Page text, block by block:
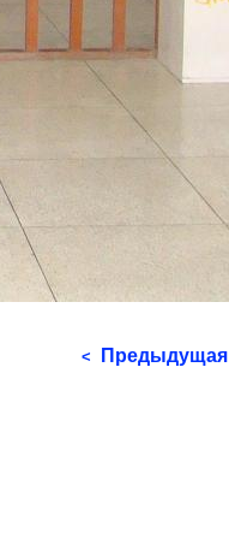
< Предыдущая